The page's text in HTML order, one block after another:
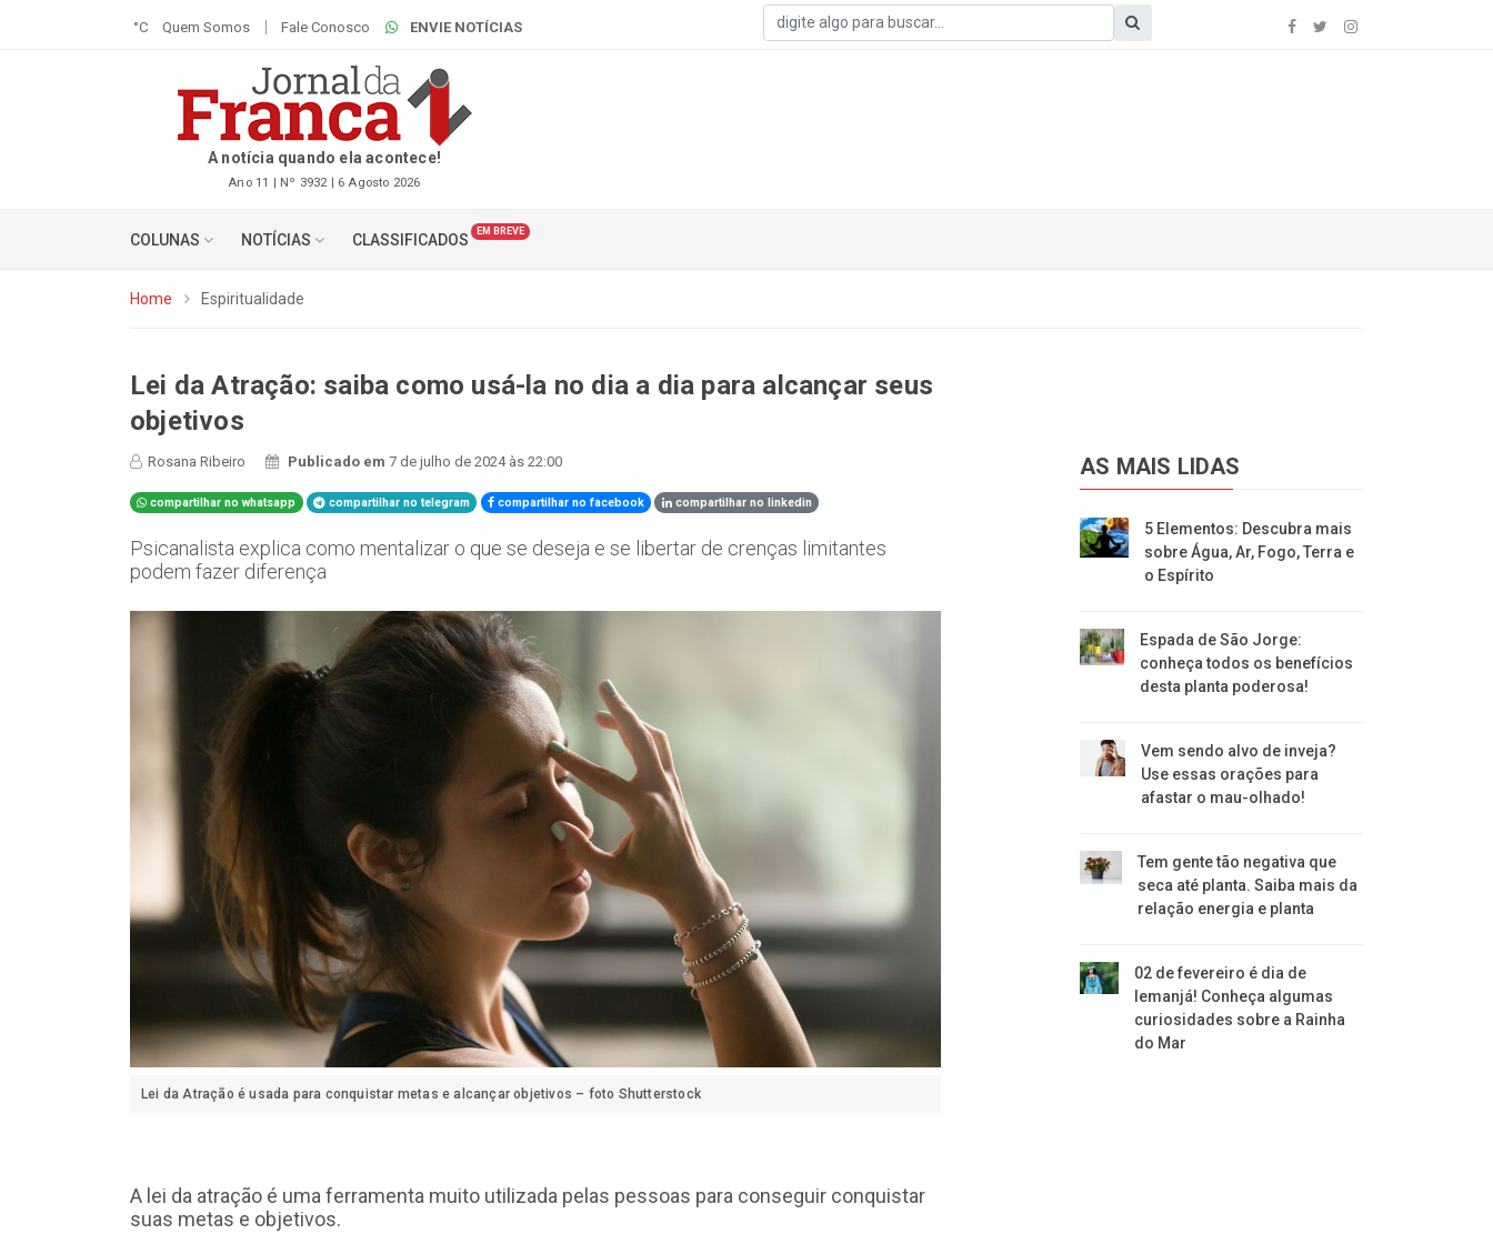
°C Quem Somos Fale Conosco ENVIE NOTÍCIAS
A notícia quando ela acontece!
Ano 11 | Nº 3932 | 6 Agosto 2026
COLUNAS NOTÍCIAS CLASSIFICADOS EM BREVE
Home Espiritualidade
Lei da Atração: saiba como usá-la no dia a dia para alcançar seus
objetivos
Rosana Ribeiro Publicado em7 de julho de 2024 às 22:00
compartilhar no whatsapp compartilhar no telegram compartilhar no facebook compartilhar no linkedin
Psicanalista explica como mentalizar o que se deseja e se libertar de crenças limitantes
podem fazer diferença
Lei da Atração é usada para conquistar metas e alcançar objetivos – foto Shutterstock
A lei da atração é uma ferramenta muito utilizada pelas pessoas para conseguir conquistar
suas metas e objetivos.
AS MAIS LIDAS
5 Elementos: Descubra mais
sobre Água, Ar, Fogo, Terra e
o Espírito
Espada de São Jorge:
conheça todos os benefícios
desta planta poderosa!
Vem sendo alvo de inveja?
Use essas orações para
afastar o mau-olhado!
Tem gente tão negativa que
seca até planta. Saiba mais da
relação energia e planta
02 de fevereiro é dia de
Iemanjá! Conheça algumas
curiosidades sobre a Rainha
do Mar